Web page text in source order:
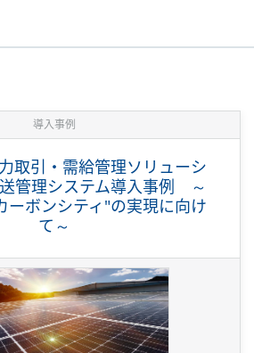
導入事例
取引・需給管理ソリューシ
管理システム導入事例 ～
ーボンシティ"の実現に向け
て～